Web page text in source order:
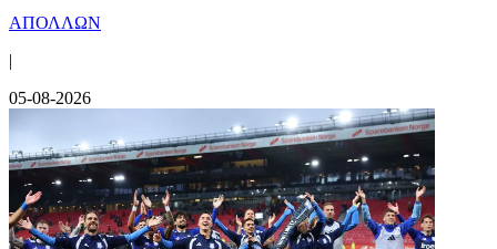
ΑΠΟΛΛΩΝ
|
05-08-2026